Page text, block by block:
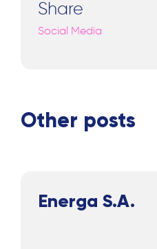
Share
Social Media
Other posts
Energa S.A.